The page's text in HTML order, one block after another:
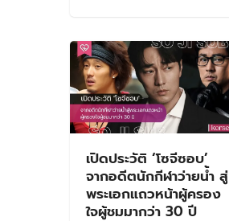
เปิดประวัติ ‘โซจีซอบ’
จากอดีตนักกีฬาว่ายน้ำ สู่
พระเอกแถวหน้าผู้ครอง
ใจผู้ชมมากว่า 30 ปี